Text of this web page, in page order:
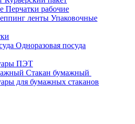
Перчатки рабочие
Упаковочные
Одноразовая посуда
ПЭТ
Стакан бумажный
для бумажных стаканов